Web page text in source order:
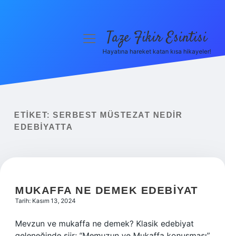
Yasal Uyarı
menüyüTaze Fikir Esintisi
Hayatına hareket katan kısa hikayeler!
ETIKET: SERBEST MÜSTEZAT NEDIR
EDEBIYATTA
MUKAFFA NE DEMEK EDEBIYAT
Tarih: Kasım 13, 2024
Mevzun ve mukaffa ne demek? Klasik edebiyat